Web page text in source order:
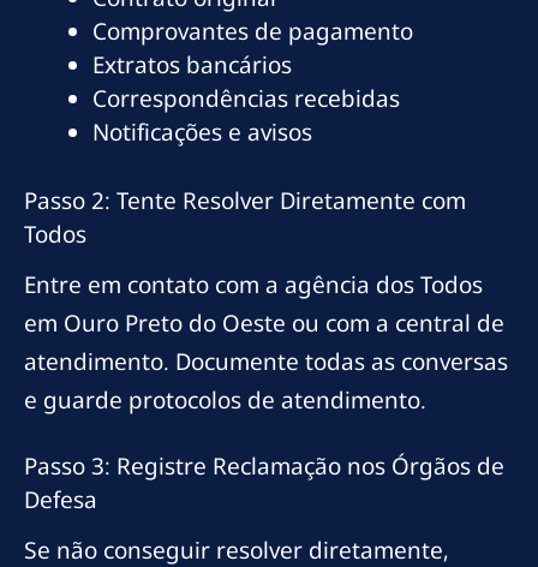
Comprovantes de pagamento
Extratos bancários
Correspondências recebidas
Notificações e avisos
Passo 2: Tente Resolver Diretamente com
Todos
Entre em contato com a agência dos Todos
em Ouro Preto do Oeste ou com a central de
atendimento. Documente todas as conversas
e guarde protocolos de atendimento.
Passo 3: Registre Reclamação nos Órgãos de
Defesa
Se não conseguir resolver diretamente,